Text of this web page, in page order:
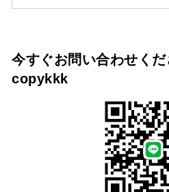
今すぐお問い合わせくだ
copykkk